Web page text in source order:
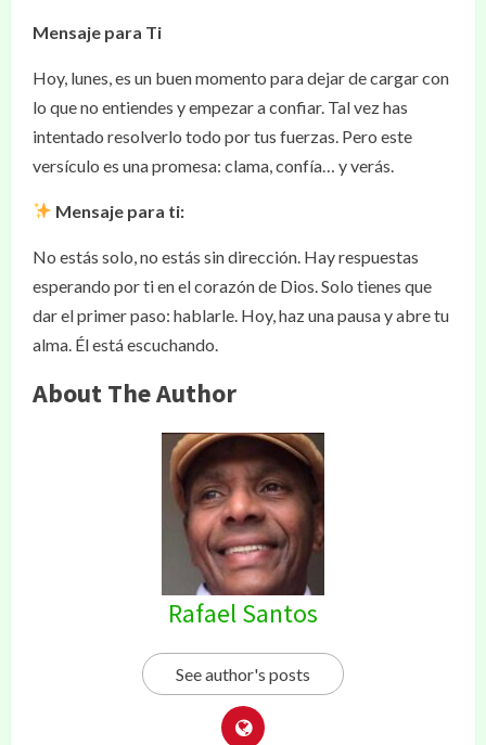
Mensaje para Ti
Hoy, lunes, es un buen momento para dejar de cargar con
lo que no entiendes y empezar a confiar. Tal vez has
intentado resolverlo todo por tus fuerzas. Pero este
versículo es una promesa: clama, confía… y verás.
Mensaje para ti:
No estás solo, no estás sin dirección. Hay respuestas
esperando por ti en el corazón de Dios. Solo tienes que
dar el primer paso: hablarle. Hoy, haz una pausa y abre tu
alma. Él está escuchando.
About The Author
Rafael Santos
See author's posts